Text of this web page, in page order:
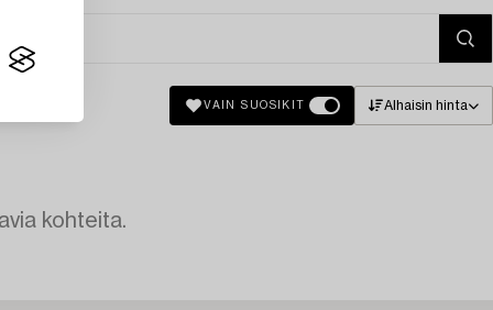
VAIN SUOSIKIT Alhaisin hinta
kohteita.